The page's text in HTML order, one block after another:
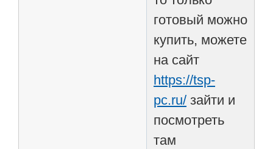
готовый можно
купить, можете
на сайт
https://tsp-
pc.ru/ зайти и
посмотреть
там